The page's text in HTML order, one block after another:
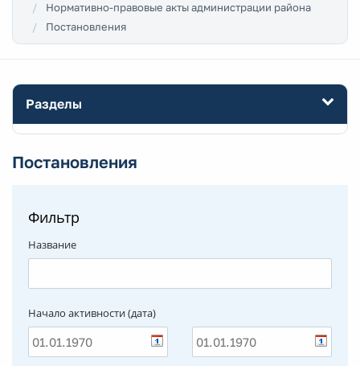
Нормативно-правовые акты администрации района
Постановления
Разделы
Постановления
Фильтр
Название
Начало активности (дата)